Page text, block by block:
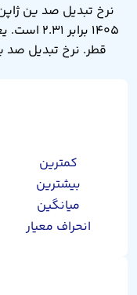
قطر. نرخ تبدیل صد ین
کمترین
بیشترین
میانگین
انحراف معیار